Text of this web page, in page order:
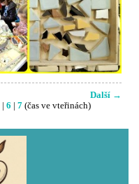
Další →
6 7(čas ve vteřinách)